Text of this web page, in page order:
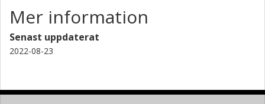
Mer information
Senast uppdaterat
2022-08-23